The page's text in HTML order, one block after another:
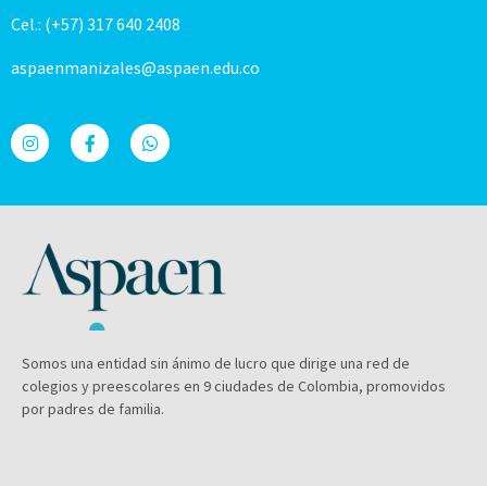
Cel.: (+57) 317 640 2408
aspaenmanizales@aspaen.edu.co
Somos una entidad sin ánimo de lucro que dirige una red de
colegios y preescolares en 9 ciudades de Colombia, promovidos
por padres de familia.